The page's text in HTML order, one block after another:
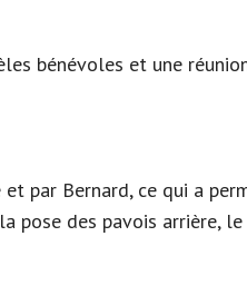
bénévoles et une
par Bernard, ce qui a
pose des pavois arrière,